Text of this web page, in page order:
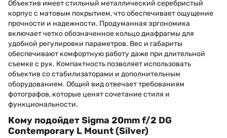
Объектив имеет стильный металлический серебристый
корпус с матовым покрытием, что обеспечивает ощущение
прочности и надежности. Продуманная эргономика
включает четко обозначенное кольцо диафрагмы для
удобной регулировки параметров. Вес и габариты
обеспечивают комфортную работу даже при длительной
съемке с рук. Компактность позволяет использовать
объектив со стабилизаторами и дополнительным
оборудованием. Общий вид отвечает требованиям
фотографов, которые ценят сочетание стиля и
функциональности.
Кому подойдет Sigma 20mm f/2 DG
Contemporary L Mount (Silver)